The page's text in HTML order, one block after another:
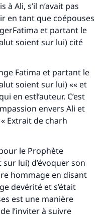
Ali, s’il n’avait pas
en tant que coépouses
et partant le
soient sur lui) cité
Fatima et partant le
soient sur lui) «« et
en estl’auteur. C’est
envers Ali et
Extrait de charh
le Prophète
lui) d’évoquer son
hommage en disant
devérité et s’était
est une manière
l’inviter à suivre